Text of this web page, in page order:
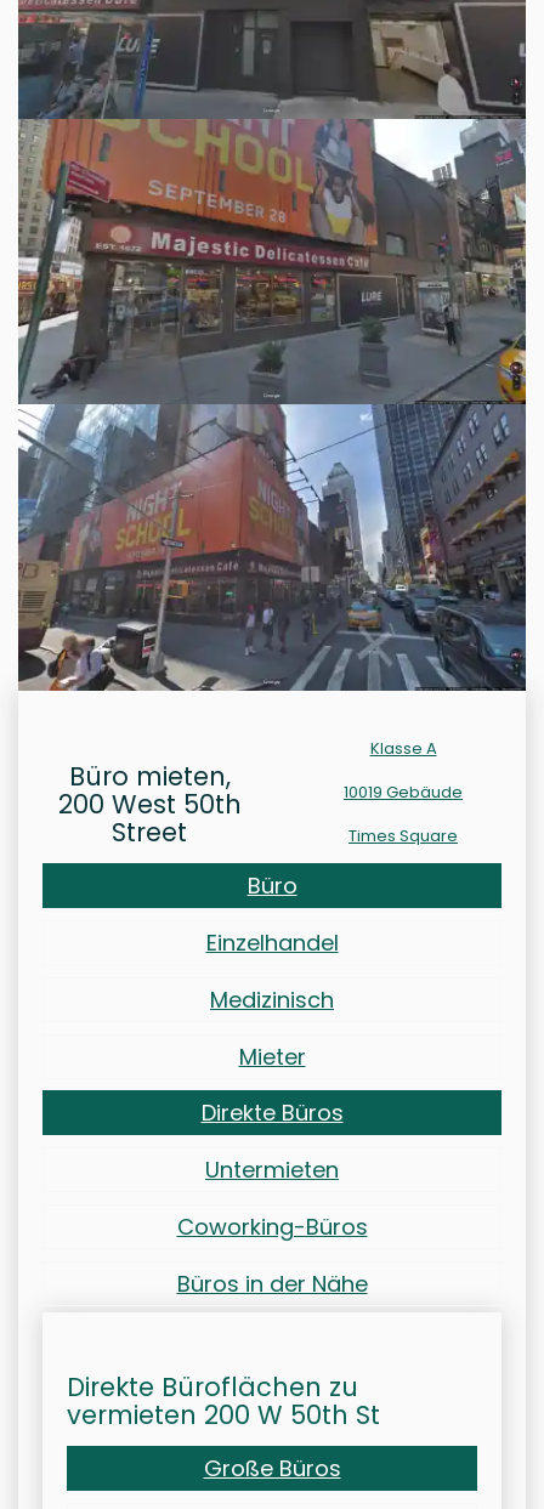
Büro mieten,
200 West 50th
Street
Klasse A
10019 Gebäude
Times Square
Büro
Einzelhandel
Medizinisch
Mieter
Direkte Büros
Untermieten
Coworking-Büros
Büros in der Nähe
Direkte Büroflächen zu
vermieten 200 W 50th St
Große Büros